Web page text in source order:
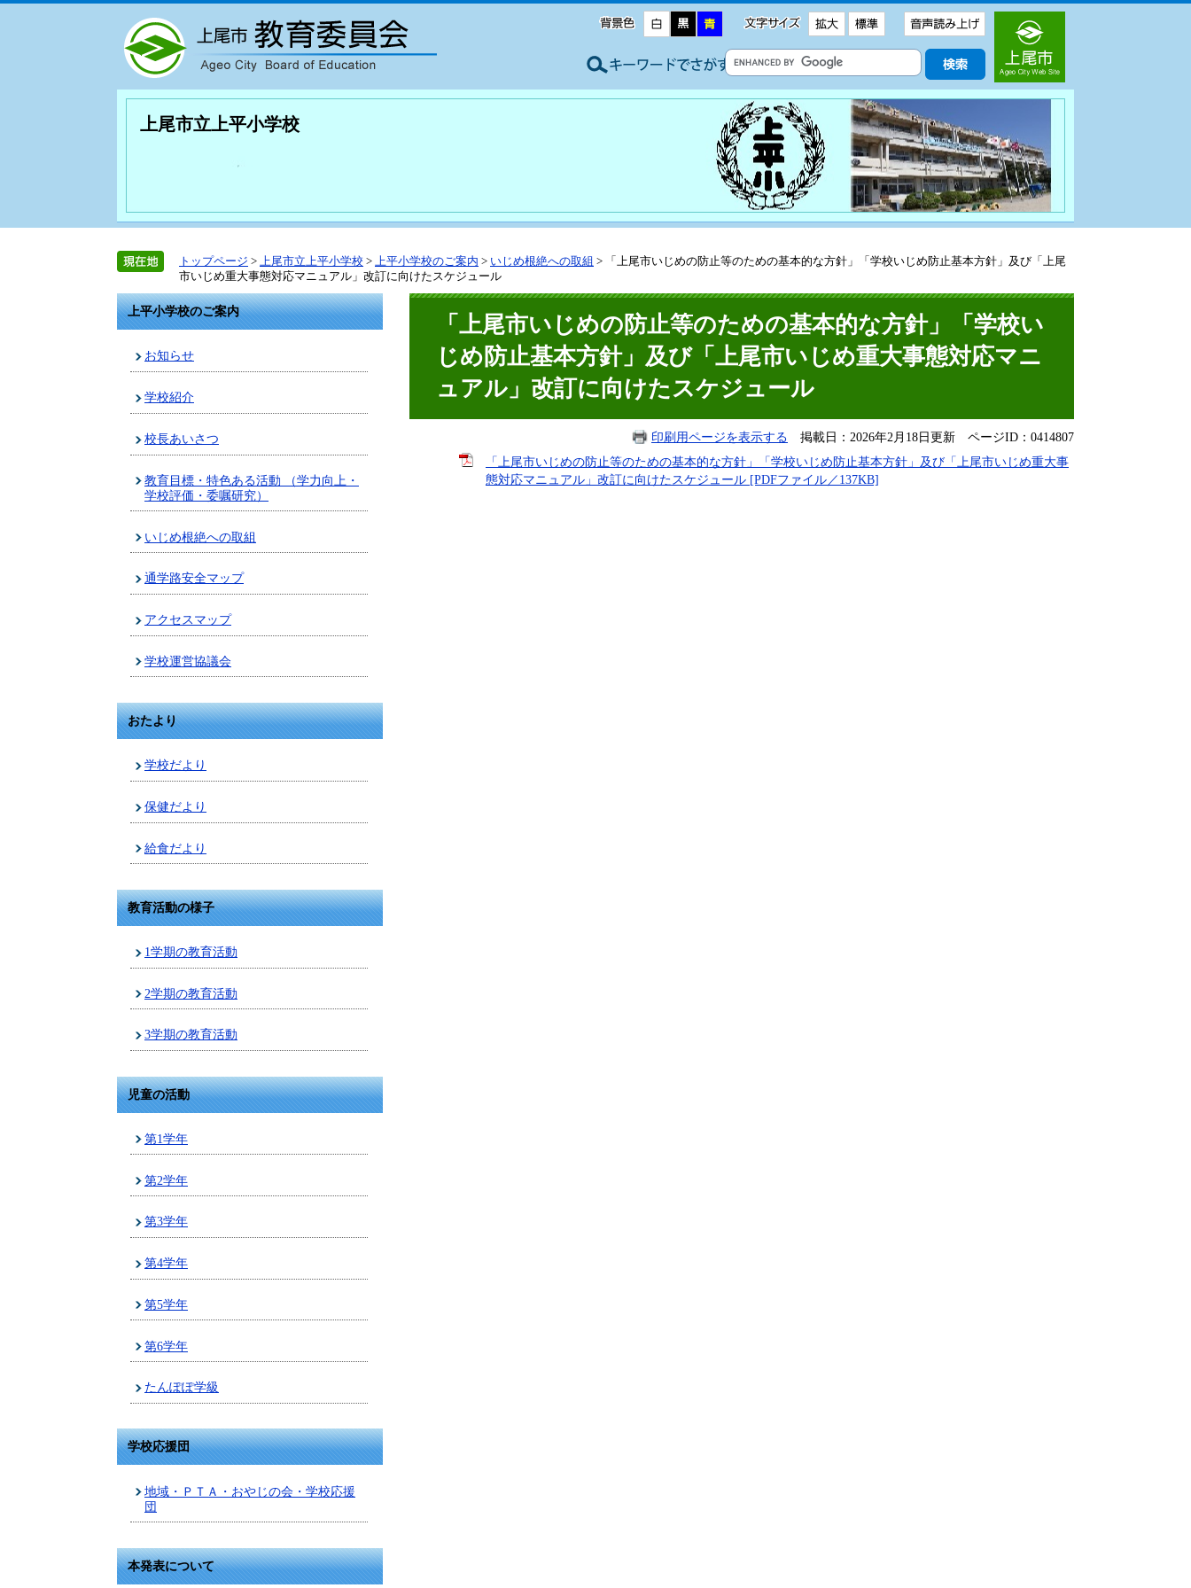
上尾市立上平小学校
トップページ > 上尾市立上平小学校 > 上平小学校のご案内 > いじめ根絶への取組 >
「上尾市いじめの防止等のための基本的な方針」「学校いじめ防止基本方針」及び「上尾
市いじめ重大事態対応マニュアル」改訂に向けたスケジュール
上平小学校のご案内
お知らせ
学校紹介
校長あいさつ
教育目標・特色ある活動 （学力向上・
学校評価・委嘱研究）
いじめ根絶への取組
通学路安全マップ
アクセスマップ
学校運営協議会
おたより
学校だより
保健だより
給食だより
教育活動の様子
1学期の教育活動
2学期の教育活動
3学期の教育活動
児童の活動
第1学年
第2学年
第3学年
第4学年
第5学年
第6学年
たんぽぽ学級
学校応援団
地域・ＰＴＡ・おやじの会・学校応援
団
本発表について
「上尾市いじめの防止等のための基本的な方針」「学校い
じめ防止基本方針」及び「上尾市いじめ重大事態対応マニ
ュアル」改訂に向けたスケジュール
印刷用ページを表示する 掲載日：2026年2月18日更新 ページID：0414807
「上尾市いじめの防止等のための基本的な方針」「学校いじめ防止基本方針」及び「上尾市いじめ重大事
態対応マニュアル」改訂に向けたスケジュール [PDFファイル／137KB]